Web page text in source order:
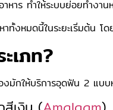
หาร ทำให้ระบบย่อยทำงา
ทั้งหมดนี้ในระยะเริ่มต้น โ
เภท?
งมักให้บริการอุดฟัน 2 แบ